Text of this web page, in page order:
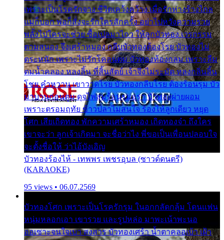
เพราะเป็นโรครักจาง ชีวิตเคว้งคว้าง เมื่อรักห่างร้างไกล
แม่ก็บอก พ่อก็สั่งจะรักใครสักครั้ง อย่าไปหวังความรวย
พลั้งไปใครจะช่วย ซื้อเปลมาไกว ให้ลูกบัวทอง เวรกรรม
ตามสนอง จึงเศร้าหมอง กลีบบัวทองต้องโรย บัวทองไม่
ตระหนัก เพราะไม่รักโคลนตม บัวทองท้องกลม เพราะลืม
ตมน้ำคลอง หลงลิ้น ที่สิ้นสัตย์ เจ้าจึงไม่ระมัด หลงกลิ่นลิ้น
โชย คำหวาน เขาวาดโรย บัวทองกลีบโรย ต้องร้อนรุม บัว
มาบานก่อนตูม ดุจไฟสุมร้อนรุมอุรา บัวทองผ่ายผอม
เพราะตรอมฤทัย ข้าวปลาไม่สนใจ ร้องไห้ลูกเดียว หยุด
โศก เสียเถิดทอง พักความเศร้าหมอง เถิดทองจ๋า ถึงใคร
เขาจะว่า ลูกเจ้าเกิดมา จะชื่อว่าไง พี่ขอเป็นเพื่อนปลอบใจ
จะตั้งชื่อให้ ว่าไอ้บังเอิญ
บัวทองร้องไห้ - เทพพร เพชรอุบล (ซาวด์ดนตรี)
(KARAOKE)
95 views • 06.07.2569
บัวทองโศก เพราะเป็นโรครักรุม ในอกกลัดกลุ้ม โดนแฟน
หนุ่มหลอกเอา เขารวย และรูปหล่อ มาพะเน้าพะนอ
ออเซาะจนใจเบา สงสาร บัวทองเศร้า น้ำตาคลอเบ้า เฝ้า